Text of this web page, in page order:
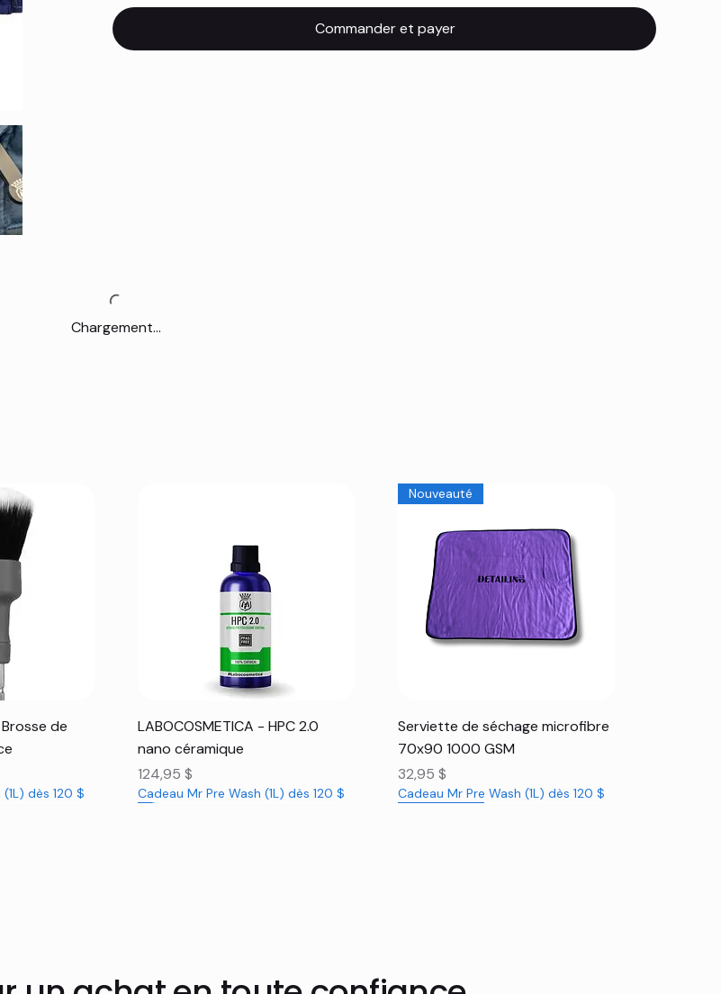
Commander et payer
Chargement...
Brosse de
dès 120 $
Aperçu rapide
LABOCOSMETICA - HPC 2.0
nano céramique
Prix
124,95 $
Cadeau Mr Pre Wash (1L) dès 120 $
Aperçu rapide
Nouveauté
Serviette de séchage microfibre
70x90 1000 GSM
Prix
32,95 $
Cadeau Mr Pre Wash (1L) dès 120 $